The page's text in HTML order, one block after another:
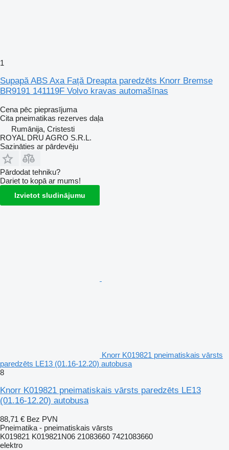
1
Supapă ABS Axa Față Dreapta paredzēts Knorr Bremse
BR9191 141119F Volvo kravas automašīnas
Cena pēc pieprasījuma
Cita pneimatikas rezerves daļa
Rumānija, Cristesti
ROYAL DRU AGRO S.R.L.
Sazināties ar pārdevēju
Pārdodat tehniku?
Dariet to kopā ar mums!
Izvietot sludinājumu
Knorr K019821 pneimatiskais vārsts
paredzēts LE13 (01.16-12.20) autobusa
8
Knorr K019821 pneimatiskais vārsts paredzēts LE13
(01.16-12.20) autobusa
88,71 € Bez PVN
Pneimatika - pneimatiskais vārsts
K019821 K019821N06 21083660 7421083660
elektro